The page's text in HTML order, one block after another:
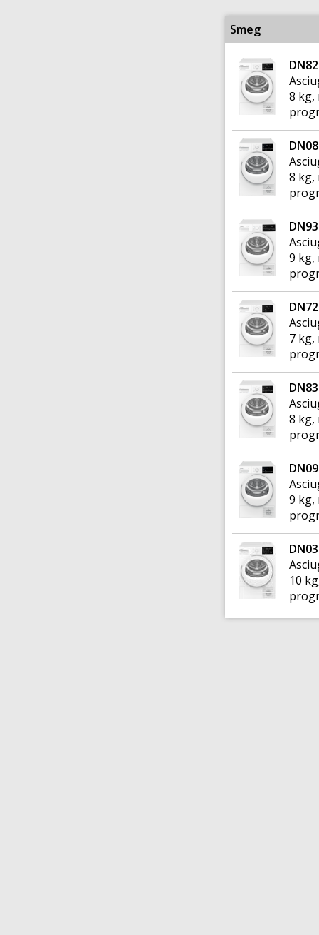
Smeg
8 kg,
8 kg,
9 kg,
7
8 kg,
9 kg,
10